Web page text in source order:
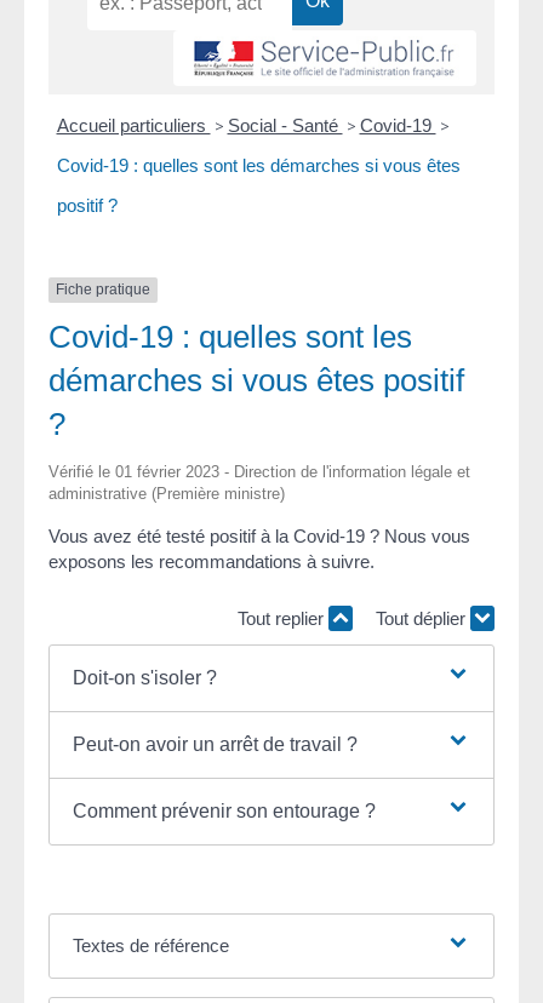
Accueil particuliers > Social - Santé > Covid-19 >
Covid-19 : quelles sont les démarches si vous êtes
positif ?
Fiche pratique
Covid-19 : quelles sont les
démarches si vous êtes positif
?
Vérifié le 01 février 2023 - Direction de l'information légale et
administrative (Première ministre)
Vous avez été testé positif à la Covid-19 ? Nous vous
exposons les recommandations à suivre.
Tout replier Tout déplier
Doit-on s'isoler ?
Peut-on avoir un arrêt de travail ?
Comment prévenir son entourage ?
Textes de référence